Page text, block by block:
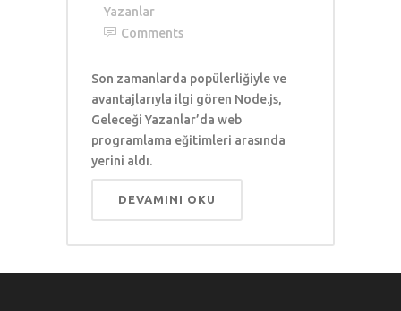
Yazanlar
Comments
Son zamanlarda popülerliğiyle ve
avantajlarıyla ilgi gören Node.js,
Geleceği Yazanlar’da web
programlama eğitimleri arasında
yerini aldı.
DEVAMINI OKU